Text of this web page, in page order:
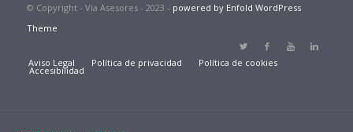
© Copyright - Via Asesores - 2023 - powered by Enfold WordPress
Theme
Aviso Legal Política de privacidad Política de cookies
Accesibilidad